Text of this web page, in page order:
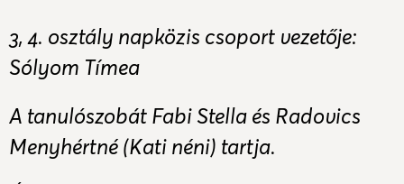
3, 4. osztály napközis csoport vezetője:
Sólyom Tímea
A tanulószobát Fabi Stella és Radovics
Menyhértné (Kati néni) tartja.